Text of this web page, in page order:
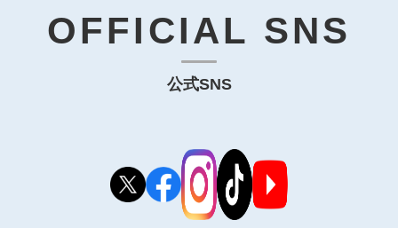
OFFICIAL SNS
公式SNS